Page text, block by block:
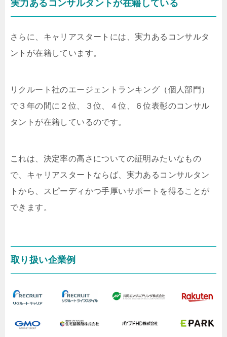
実力あるコンサルタントが在籍している
さらに、キャリアスタートには、実力あるコンサルタ
ントが在籍しています。
リクルート社のエージェントランキング（個人部門）
で３年の間に２位、３位、４位、６位表彰のコンサル
タントが在籍しているのです。
これは、決定率の高さについての証明みたいなもの
で、キャリアスタートならば、実力あるコンサルタン
トから、スピーディかつ手厚いサポートを得ることが
できます。
取り扱い企業例